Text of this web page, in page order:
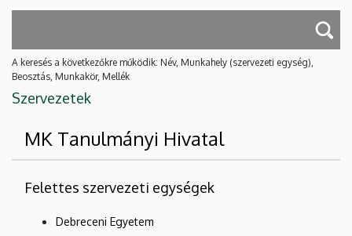
A keresés a következőkre működik: Név, Munkahely (szervezeti egység),
Beosztás, Munkakör, Mellék
Szervezetek
MK Tanulmányi Hivatal
Felettes szervezeti egységek
Debreceni Egyetem